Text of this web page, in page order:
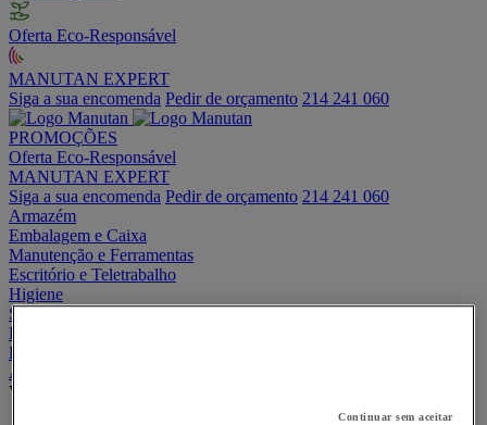
Oferta Eco-Responsável
MANUTAN EXPERT
Siga a sua encomenda Pedir de orçamento 214 241 060
PROMOÇÕES
Oferta Eco-Responsável
MANUTAN EXPERT
Siga a sua encomenda Pedir de orçamento 214 241 060
Armazém
Embalagem e Caixa
Manutenção e Ferramentas
Escritório e Teletrabalho
Higiene
Segurança e saúde
Espaço Exterior
Restauração
Abrigo urbano
Ver todas as categorias
Continuar sem aceitar